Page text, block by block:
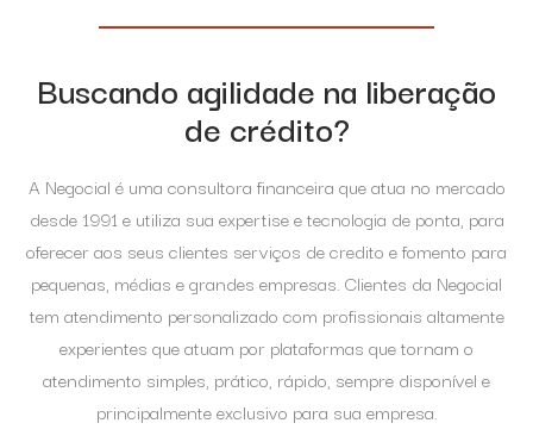
Buscando agilidade na liberação
de crédito?
A Negocial é uma consultora financeira que atua no mercado
desde 1991 e utiliza sua expertise e tecnologia de ponta, para
oferecer aos seus clientes serviços de credito e fomento para
pequenas, médias e grandes empresas. Clientes da Negocial
tem atendimento personalizado com profissionais altamente
experientes que atuam por plataformas que tornam o
atendimento simples, prático, rápido, sempre disponível e
principalmente exclusivo para sua empresa.